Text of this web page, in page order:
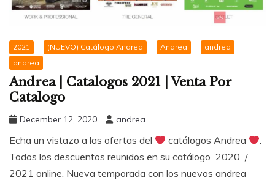
2021 (NUEVO) Catálogo Andrea Andrea
andrea
andrea
Andrea | Catalogos 2021 | Venta Por
Catalogo
December 12, 2020 andrea
Echa un vistazo a las ofertas del catálogos Andrea
.
Todos los descuentos reunidos en su catálogo 2020 /
2021 online. Nueva temporada con los nuevos andrea